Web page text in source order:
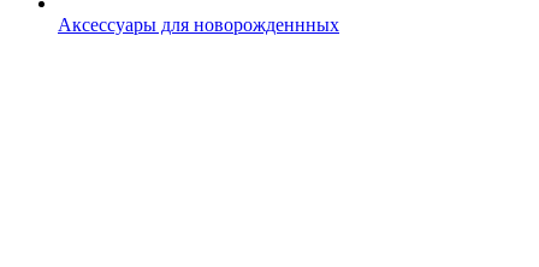
Аксессуары для новорожденнных